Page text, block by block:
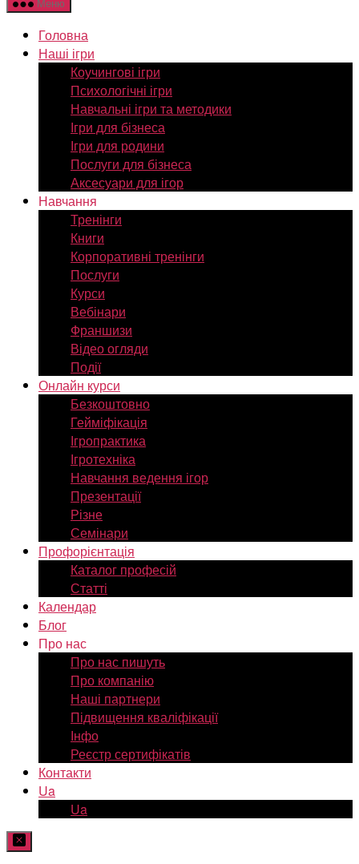
Меню
Головна
Наші ігри
Коучингові ігри
Психологічні ігри
Навчальні ігри та методики
Ігри для бізнеса
Ігри для родини
Послуги для бізнеса
Аксесуари для ігор
Навчання
Тренінги
Книги
Корпоративні тренінги
Послуги
Курси
Вебінари
Франшизи
Відео огляди
Події
Онлайн курси
Безкоштовно
Гейміфікація
Ігропрактика
Ігротехніка
Навчання ведення ігор
Презентації
Різне
Семінари
Профорієнтація
Каталог професій
Статті
Календар
Блог
Про нас
Про нас пишуть
Про компанію
Наші партнери
Підвищення кваліфікації
Інфо
Реєстр сертифікатів
Контакти
Ua
Ua